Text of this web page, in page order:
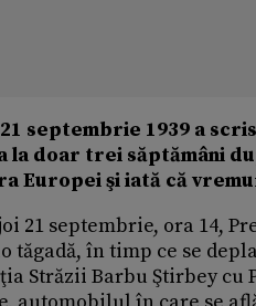
septembrie 1939 a
la doar trei săptămâni
Europei şi iată că
21 septembrie, ora 14,
tăgadă, în timp ce se
Străzii Barbu Ştirbey cu